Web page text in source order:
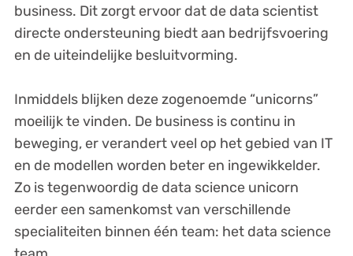
business. Dit zorgt ervoor dat de data scientist
directe ondersteuning biedt aan bedrijfsvoering
en de uiteindelijke besluitvorming.
Inmiddels blijken deze zogenoemde “unicorns”
moeilijk te vinden. De business is continu in
beweging, er verandert veel op het gebied van IT
en de modellen worden beter en ingewikkelder.
Zo is tegenwoordig de data science unicorn
eerder een samenkomst van verschillende
specialiteiten binnen één team: het data science